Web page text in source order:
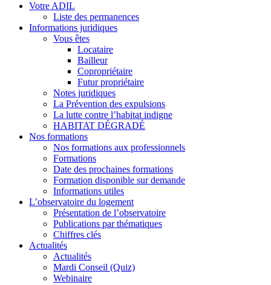
Votre ADIL
Liste des permanences
Informations juridiques
Vous êtes
Locataire
Bailleur
Copropriétaire
Futur propriétaire
Notes juridiques
La Prévention des expulsions
La lutte contre l’habitat indigne
HABITAT DÉGRADÉ
Nos formations
Nos formations aux professionnels
Formations
Date des prochaines formations
Formation disponible sur demande
Informations utiles
L’observatoire du logement
Présentation de l’observatoire
Publications par thématiques
Chiffres clés
Actualités
Actualités
Mardi Conseil (Quiz)
Webinaire